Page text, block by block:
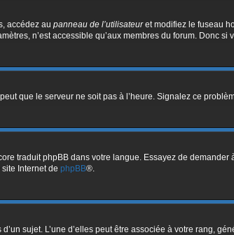
accédez au panneau de l’utilisateuret modifiez le fuseau
n’est accessible qu’aux membres du forum. Donc si
que le serveur ne soit pas à l’heure. Signalez ce
traduit phpBB dans votre langue. Essayez de
Internet de phpBB®.
sujet. L’une d’elles peut être associée à votre rang,